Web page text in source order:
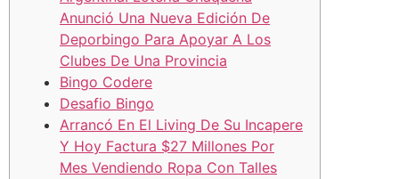
Anunció Una Nueva Edición De
Deporbingo Para Apoyar A Los
Clubes De Una Provincia
Bingo Codere
Desafio Bingo
Arrancó En El Living De Su Incapere
Y Hoy Factura $27 Millones Por
Mes Vendiendo Ropa Con Talles